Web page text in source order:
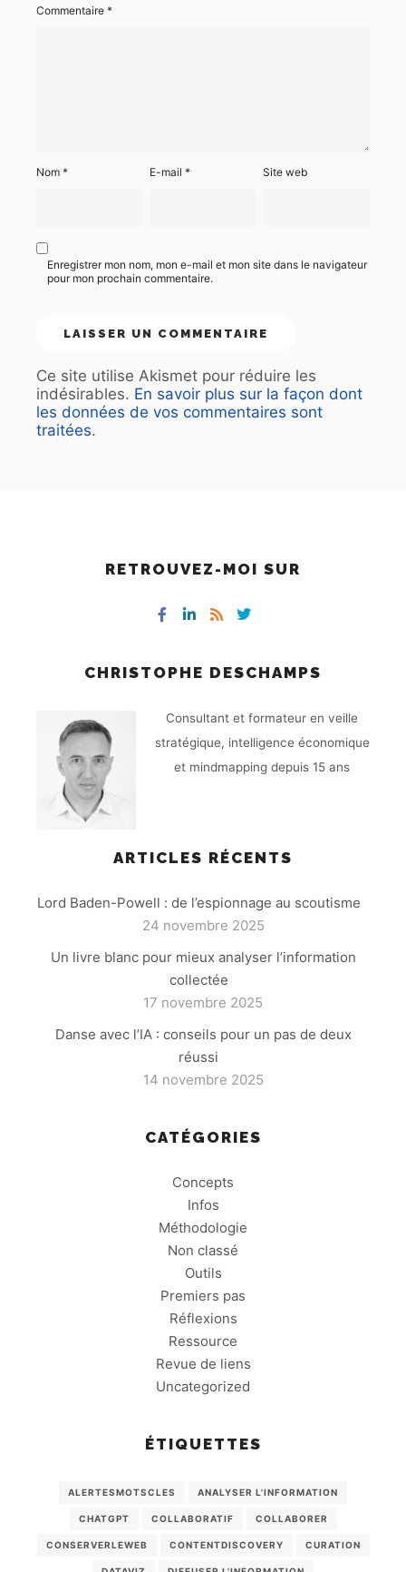
Commentaire *
Nom * E-mail* Site web
Enregistrer mon nom, mon e-mail et mon site dans le navigateur
pour mon prochain commentaire.
Ce site utilise Akismet pour réduire les
indésirables. En savoir plus sur la façon dont
les données de vos commentaires sont
traitées.
RETROUVEZ-MOI SUR
CHRISTOPHE DESCHAMPS
Consultant et formateur en veille
stratégique, intelligence économique
et mindmapping depuis 15 ans
ARTICLES RÉCENTS
Lord Baden-Powell : de l’espionnage au scoutisme
24 novembre 2025
Un livre blanc pour mieux analyser l’information
collectée
17 novembre 2025
Danse avec l’IA : conseils pour un pas de deux
réussi
14 novembre 2025
CATÉGORIES
Concepts
Infos
Méthodologie
Non classé
Outils
Premiers pas
Réflexions
Ressource
Revue de liens
Uncategorized
ÉTIQUETTES
ALERTESMOTSCLES ANALYSER L'INFORMATION
CHATGPT COLLABORATIF COLLABORER
CONSERVERLEWEB CONTENTDISCOVERY CURATION